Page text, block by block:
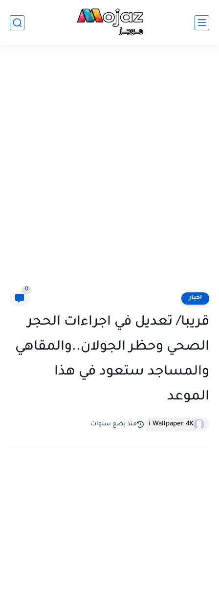
اخبار
0
قريبا/ تعديل في اجراءات الحجر
الصحي وحظر الجولان..والمقاهي
والمساجد ستعود في هذا
الموعد
i Wallpaper 4K منذ بضع سنوات